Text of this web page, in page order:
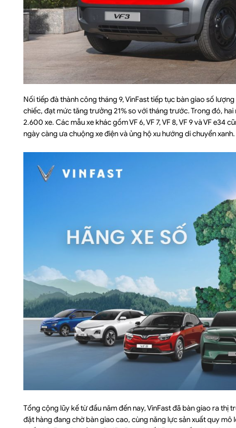
Nối tiếp đà thành công tháng 9, VinFast tiếp tục bàn giao số
chiếc, đạt mức tăng trưởng 21% so với tháng trước. Trong đó, hai
2.600 xe. Các mẫu xe khác gồm VF 6, VF 7, VF 8, VF 9 và VF
ngày càng ưa chuộng xe điện và ủng hộ xu hướng di chuyển xanh.
Tổng cộng lũy kế từ đầu năm đến nay, VinFast đã bàn giao ra
đặt hàng đang chờ bàn giao cao, cùng năng lực sản xuất quy